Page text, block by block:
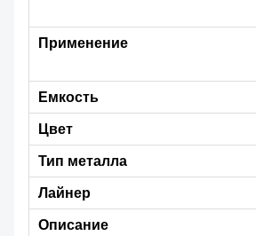
Применение
Емкость
Цвет
Тип металла
Лайнер
Описание